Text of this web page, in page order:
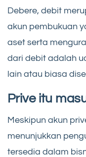
Debere, debit
akun pembukuan
aset serta
dari debit adalah
lain atau biasa
Prive itu
Meskipun akun
menunjukkan
tersedia dalam